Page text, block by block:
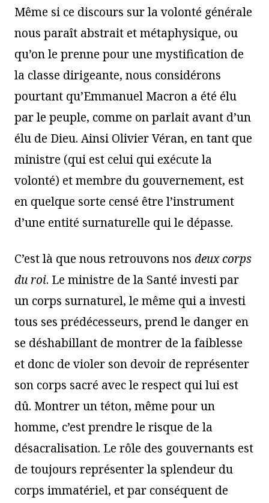
Même si ce discours sur la volonté générale
nous paraît abstrait et métaphysique, ou
qu’on le prenne pour une mystification de
la classe dirigeante, nous considérons
pourtant qu’Emmanuel Macron a été élu
par le peuple, comme on parlait avant d’un
élu de Dieu. Ainsi Olivier Véran, en tant que
ministre (qui est celui qui exécute la
volonté) et membre du gouvernement, est
en quelque sorte censé être l’instrument
d’une entité surnaturelle qui le dépasse.
C’est là que nous retrouvons nos deux corps
du roi. Le ministre de la Santé investi par
un corps surnaturel, le même qui a investi
tous ses prédécesseurs, prend le danger en
se déshabillant de montrer de la faiblesse
et donc de violer son devoir de représenter
son corps sacré avec le respect qui lui est
dû. Montrer un téton, même pour un
homme, c’est prendre le risque de la
désacralisation. Le rôle des gouvernants est
de toujours représenter la splendeur du
corps immatériel, et par conséquent de